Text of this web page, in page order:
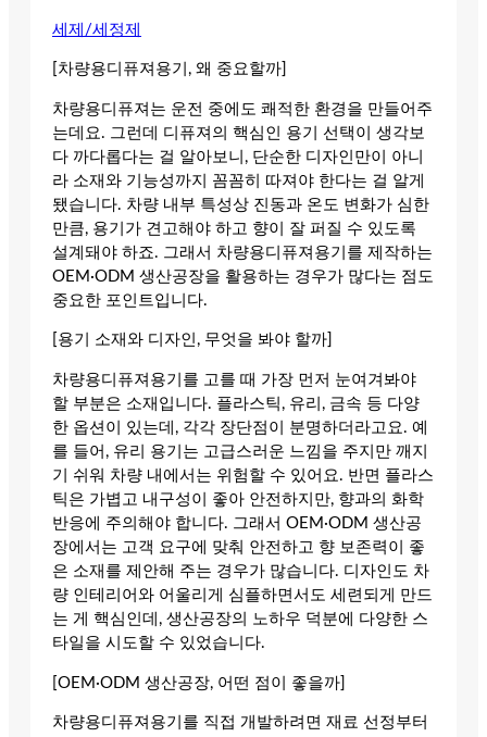
세제/세정제
[차량용디퓨져용기, 왜 중요할까]
차량용디퓨져는 운전 중에도 쾌적한 환경을 만들어주
는데요. 그런데 디퓨져의 핵심인 용기 선택이 생각보
다 까다롭다는 걸 알아보니, 단순한 디자인만이 아니
라 소재와 기능성까지 꼼꼼히 따져야 한다는 걸 알게
됐습니다. 차량 내부 특성상 진동과 온도 변화가 심한
만큼, 용기가 견고해야 하고 향이 잘 퍼질 수 있도록
설계돼야 하죠. 그래서 차량용디퓨져용기를 제작하는
OEM·ODM 생산공장을 활용하는 경우가 많다는 점도
중요한 포인트입니다.
[용기 소재와 디자인, 무엇을 봐야 할까]
차량용디퓨져용기를 고를 때 가장 먼저 눈여겨봐야
할 부분은 소재입니다. 플라스틱, 유리, 금속 등 다양
한 옵션이 있는데, 각각 장단점이 분명하더라고요. 예
를 들어, 유리 용기는 고급스러운 느낌을 주지만 깨지
기 쉬워 차량 내에서는 위험할 수 있어요. 반면 플라스
틱은 가볍고 내구성이 좋아 안전하지만, 향과의 화학
반응에 주의해야 합니다. 그래서 OEM·ODM 생산공
장에서는 고객 요구에 맞춰 안전하고 향 보존력이 좋
은 소재를 제안해 주는 경우가 많습니다. 디자인도 차
량 인테리어와 어울리게 심플하면서도 세련되게 만드
는 게 핵심인데, 생산공장의 노하우 덕분에 다양한 스
타일을 시도할 수 있었습니다.
[OEM·ODM 생산공장, 어떤 점이 좋을까]
차량용디퓨져용기를 직접 개발하려면 재료 선정부터